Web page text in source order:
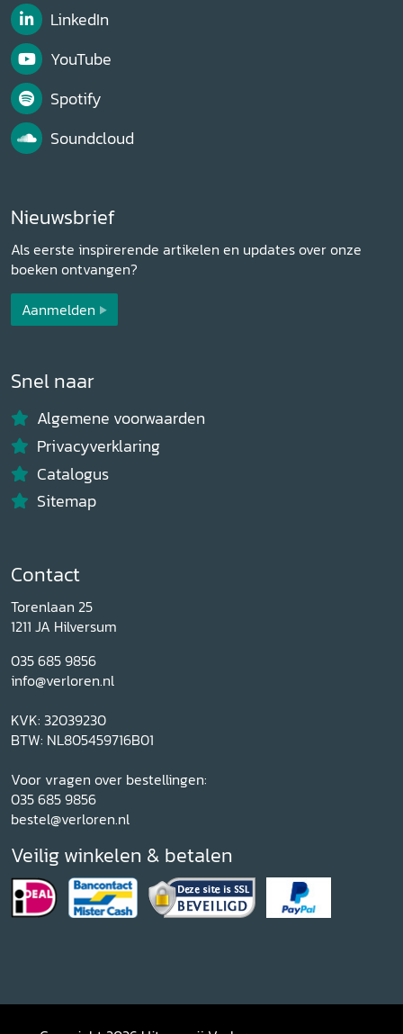
LinkedIn
YouTube
Spotify
Soundcloud
Nieuwsbrief
Als eerste inspirerende artikelen en updates over onze
boeken ontvangen?
Aanmelden
Snel naar
Algemene voorwaarden
Privacyverklaring
Catalogus
Sitemap
Contact
Torenlaan 25
1211 JA Hilversum
035 685 9856
info@verloren.nl
KVK: 32039230
BTW: NL805459716B01
Voor vragen over bestellingen:
035 685 9856
bestel@verloren.nl
Veilig winkelen & betalen